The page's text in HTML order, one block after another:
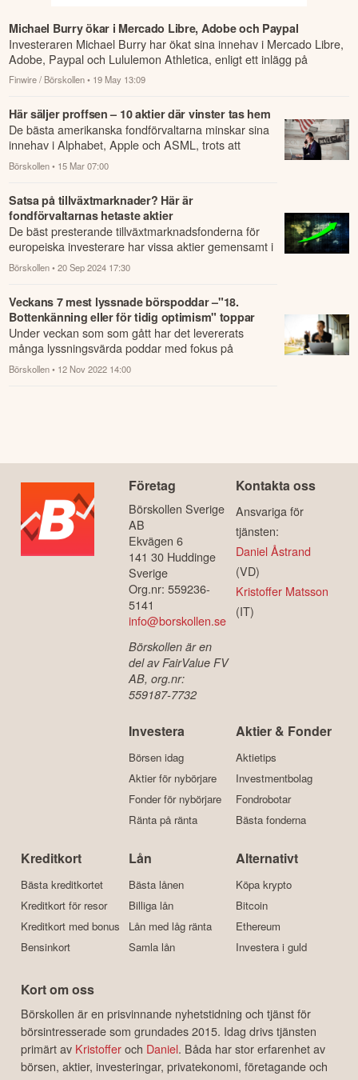
Michael Burry ökar i Mercado Libre, Adobe och Paypal
Investeraren Michael Burry har ökat sina innehav i Mercado Libre,
Adobe, Paypal och Lululemon Athletica, enligt ett inlägg på
Substack på må...
Finwire / Börskollen • 19 May 13:09
Här säljer proffsen – 10 aktier där vinster tas hem
De bästa amerikanska fondförvaltarna minskar sina
innehav i Alphabet, Apple och ASML, trots att
bolagen levererar rekordresultat och leder A...
Börskollen • 15 Mar 07:00
Satsa på tillväxtmarknader? Här är
fondförvaltarnas hetaste aktier
De bäst presterande tillväxtmarknadsfonderna för
europeiska investerare har vissa aktier gemensamt i
sina portföljer.
Börskollen • 20 Sep 2024 17:30
Veckans 7 mest lyssnade börspoddar –"18.
Bottenkänning eller för tidig optimism" toppar
Under veckan som som gått har det levererats
många lyssningsvärda poddar med fokus på
börsen, aktier, privatekonomi och sparande.
Börskollen • 12 Nov 2022 14:00
Företag
Börskollen Sverige
AB
Ekvägen 6
141 30 Huddinge
Sverige
Org.nr: 559236-
5141
info@borskollen.se
Börskollen är en
del av FairValue FV
AB, org.nr:
559187-7732
Kontakta oss
Ansvariga för
tjänsten:
Daniel Åstrand
(VD)
Kristoffer Matsson
(IT)
Investera
Börsen idag
Aktier för nybörjare
Fonder för nybörjare
Ränta på ränta
Aktier & Fonder
Aktietips
Investmentbolag
Fondrobotar
Bästa fonderna
Kreditkort
Bästa kreditkortet
Kreditkort för resor
Kreditkort med bonus
Bensinkort
Lån
Bästa lånen
Billiga lån
Lån med låg ränta
Samla lån
Alternativt
Köpa krypto
Bitcoin
Ethereum
Investera i guld
Kort om oss
Börskollen är en prisvinnande nyhetstidning och tjänst för
börsintresserade som grundades 2015. Idag drivs tjänsten
primärt av Kristofferoch Daniel. Båda har stor erfarenhet av
börsen, aktier, investeringar, privatekonomi, företagande och